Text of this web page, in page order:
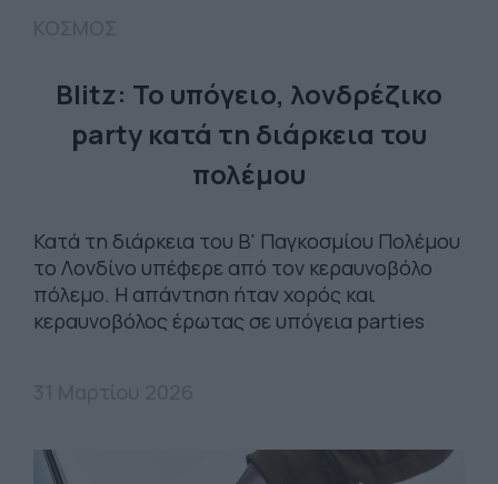
Blitz: To υπόγειo, λονδρέζικο
party κατά τη διάρκεια του
πολέμου
Κατά τη διάρκεια του Β' Παγκοσμίου Πολέμου
το Λονδίνο υπέφερε από τον κεραυνοβόλο
πόλεμο. Η απάντηση ήταν χορός και
κεραυνοβόλος έρωτας σε υπόγεια parties